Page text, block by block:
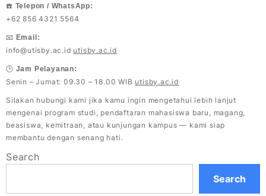
☎️ Telepon / WhatsApp:
+62 856 4321 5564
📧 Email:
info@utisby.ac.id utisby.ac.id
🕒 Jam Pelayanan:
Senin – Jumat: 09.30 – 18.00 WIB utisby.ac.id
Silakan hubungi kami jika kamu ingin mengetahui lebih lanjut
mengenai program studi, pendaftaran mahasiswa baru, magang,
beasiswa, kemitraan, atau kunjungan kampus — kami siap
membantu dengan senang hati.
Search
Search